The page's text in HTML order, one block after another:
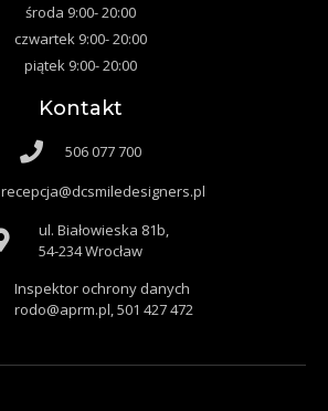
środa 9:00- 20:00
czwartek 9:00- 20:00
piątek 9:00- 20:00
Kontakt
506 077 700
recepcja@dcsmiledesigners.pl
ul. Białowieska 81b,
54-234 Wrocław
Inspektor ochrony danych
rodo@aprm.pl, 501 427 472